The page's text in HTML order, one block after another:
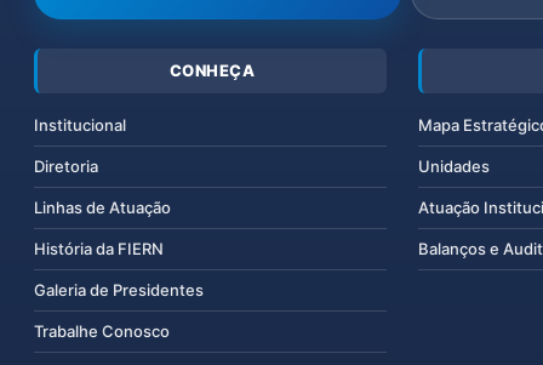
CONHEÇA
Institucional
Diretoria
Linhas de Atuação
História da FIERN
Galeria de Presidentes
Trabalhe Conosco
Mapa
Unidades
Atuação
Balanços e